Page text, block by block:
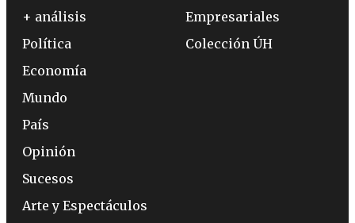
+ análisis
Política
Economía
Mundo
País
Opinión
Sucesos
Arte y Espectáculos
Empresariales
Colección ÚH